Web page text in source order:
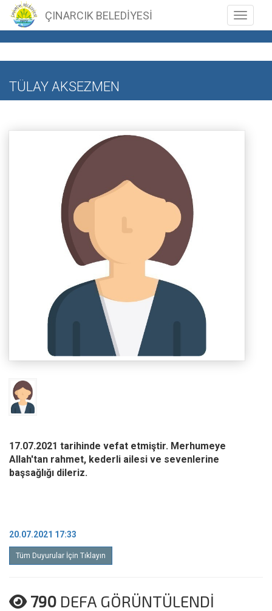
Toggle
ÇINARCIK BELEDİYESİ
TÜLAY AKSEZMEN
17.07.2021 tarihinde vefat etmiştir. Merhumeye
Allah'tan rahmet, kederli ailesi ve sevenlerine
başsağlığı dileriz.
20.07.2021 17:33
Tüm Duyurular İçin Tıklayın
790 DEFA GÖRÜNTÜLENDİ